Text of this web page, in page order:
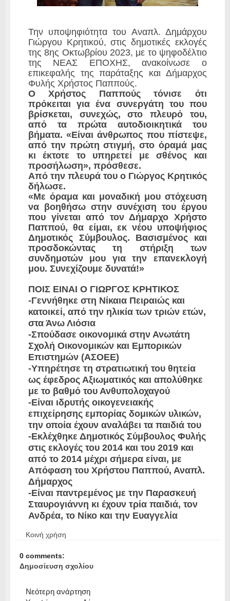
Την υποψηφιότητα του Αναπλ. Δημάρχου
Γιώργου Κρητικού, στις δημοτικές εκλογές
της 8ης Οκτωβρίου 2023, με το ψηφοδέλτιο
της ΝΕΑΣ ΕΠΟΧΗΣ, ανακοίνωσε ο
επικεφαλής της παράταξης και Δήμαρχος
Φυλής Χρήστος Παππούς.
Ο Χρήστος Παππούς τόνισε ότι
πρόκειται για ένα συνεργάτη του που
βρίσκεται, συνεχώς, στο πλευρό του,
από τα πρώτα αυτοδιοικητικά του
βήματα. «Είναι άνθρωπος που πίστεψε,
από την πρώτη στιγμή, στο όραμά μας
κι έκτοτε το υπηρετεί με σθένος και
προσήλωση», πρόσθεσε.
Από την πλευρά του ο Γιώργος Κρητικός
δήλωσε.
«Με όραμα και μοναδική μου στόχευση
να βοηθήσω στην συνέχιση του έργου
που γίνεται από τον Δήμαρχο Χρήστο
Παππού, θα είμαι, εκ νέου υποψήφιος
Δημοτικός Σύμβουλος. Βασισμένος και
προσδοκώντας τη στήριξη των
συνδημοτών μου για την επανεκλογή
μου. Συνεχίζουμε δυνατά!»
ΠΟΙΣ ΕΙΝΑΙ Ο ΓΙΩΡΓΟΣ ΚΡΗΤΙΚΟΣ
-Γεννήθηκε στη Νίκαια Πειραιώς και
κατοικεί, από την ηλικία των τριών ετών,
στα Άνω Λιόσια
-Σπούδασε οικονομικά στην Ανωτάτη
Σχολή Οικονομικών και Εμπορικών
Επιστημών (ΑΣΟΕΕ)
-Υπηρέτησε τη στρατιωτική του θητεία
ως έφεδρος Αξιωματικός και απολύθηκε
με το βαθμό του Ανθυπολοχαγού
-Είναι ιδρυτής οικογενειακής
επιχείρησης εμπορίας δομικών υλικών,
την οποία έχουν αναλάβει τα παιδιά του
-Εκλέχθηκε Δημοτικός Σύμβουλος Φυλής
στις εκλογές του 2014 και του 2019 και
από το 2014 μέχρι σήμερα είναι, με
Απόφαση του Χρήστου Παππού, Αναπλ.
Δήμαρχος
-Είναι παντρεμένος με την Παρασκευή
Σταυρογιάννη κι έχουν τρία παιδιά, τον
Ανδρέα, το Νίκο και την Ευαγγελία
Κοινή χρήση
0 comments:
Δημοσίευση σχολίου
Νεότερη ανάρτηση